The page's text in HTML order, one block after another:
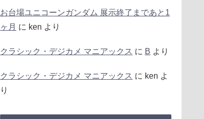
お台場ユニコーンガンダム 展示終了まであと1
ヶ月 に ken より
クラシック・デジカメ マニアックス に B より
クラシック・デジカメ マニアックス に ken よ
り